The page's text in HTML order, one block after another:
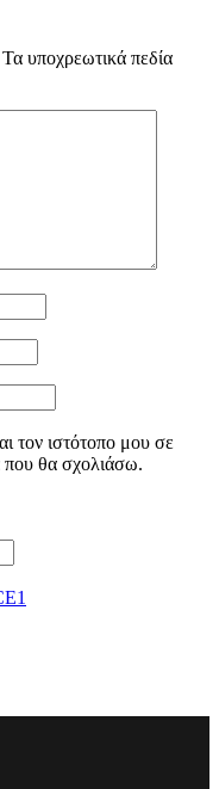
Τα υποχρεωτικά πεδία
τον ιστότοπο μου σε
που θα σχολιάσω.